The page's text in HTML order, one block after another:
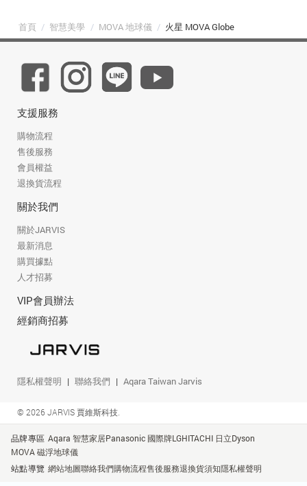
首頁 / 智慧美學 / MOVA 地球儀 / 火星 MOVA Globe
支援服務
購物流程
售後服務
會員權益
退換貨流程
關於我們
關於JARVIS
最新消息
購買據點
人才招募
VIP會員辦法
經銷商招募
隱私權聲明 聯絡我們 Aqara Taiwan Jarvis
© 2026 JARVIS 賈維斯科技.
品牌專區 Aqara 智慧家居Panasonic 國際牌LGHITACHI 日立Dyson
MOVA 磁浮地球儀
站點導覽 網站地圖聯絡我們購物流程售後服務退換貨須知隱私權聲明